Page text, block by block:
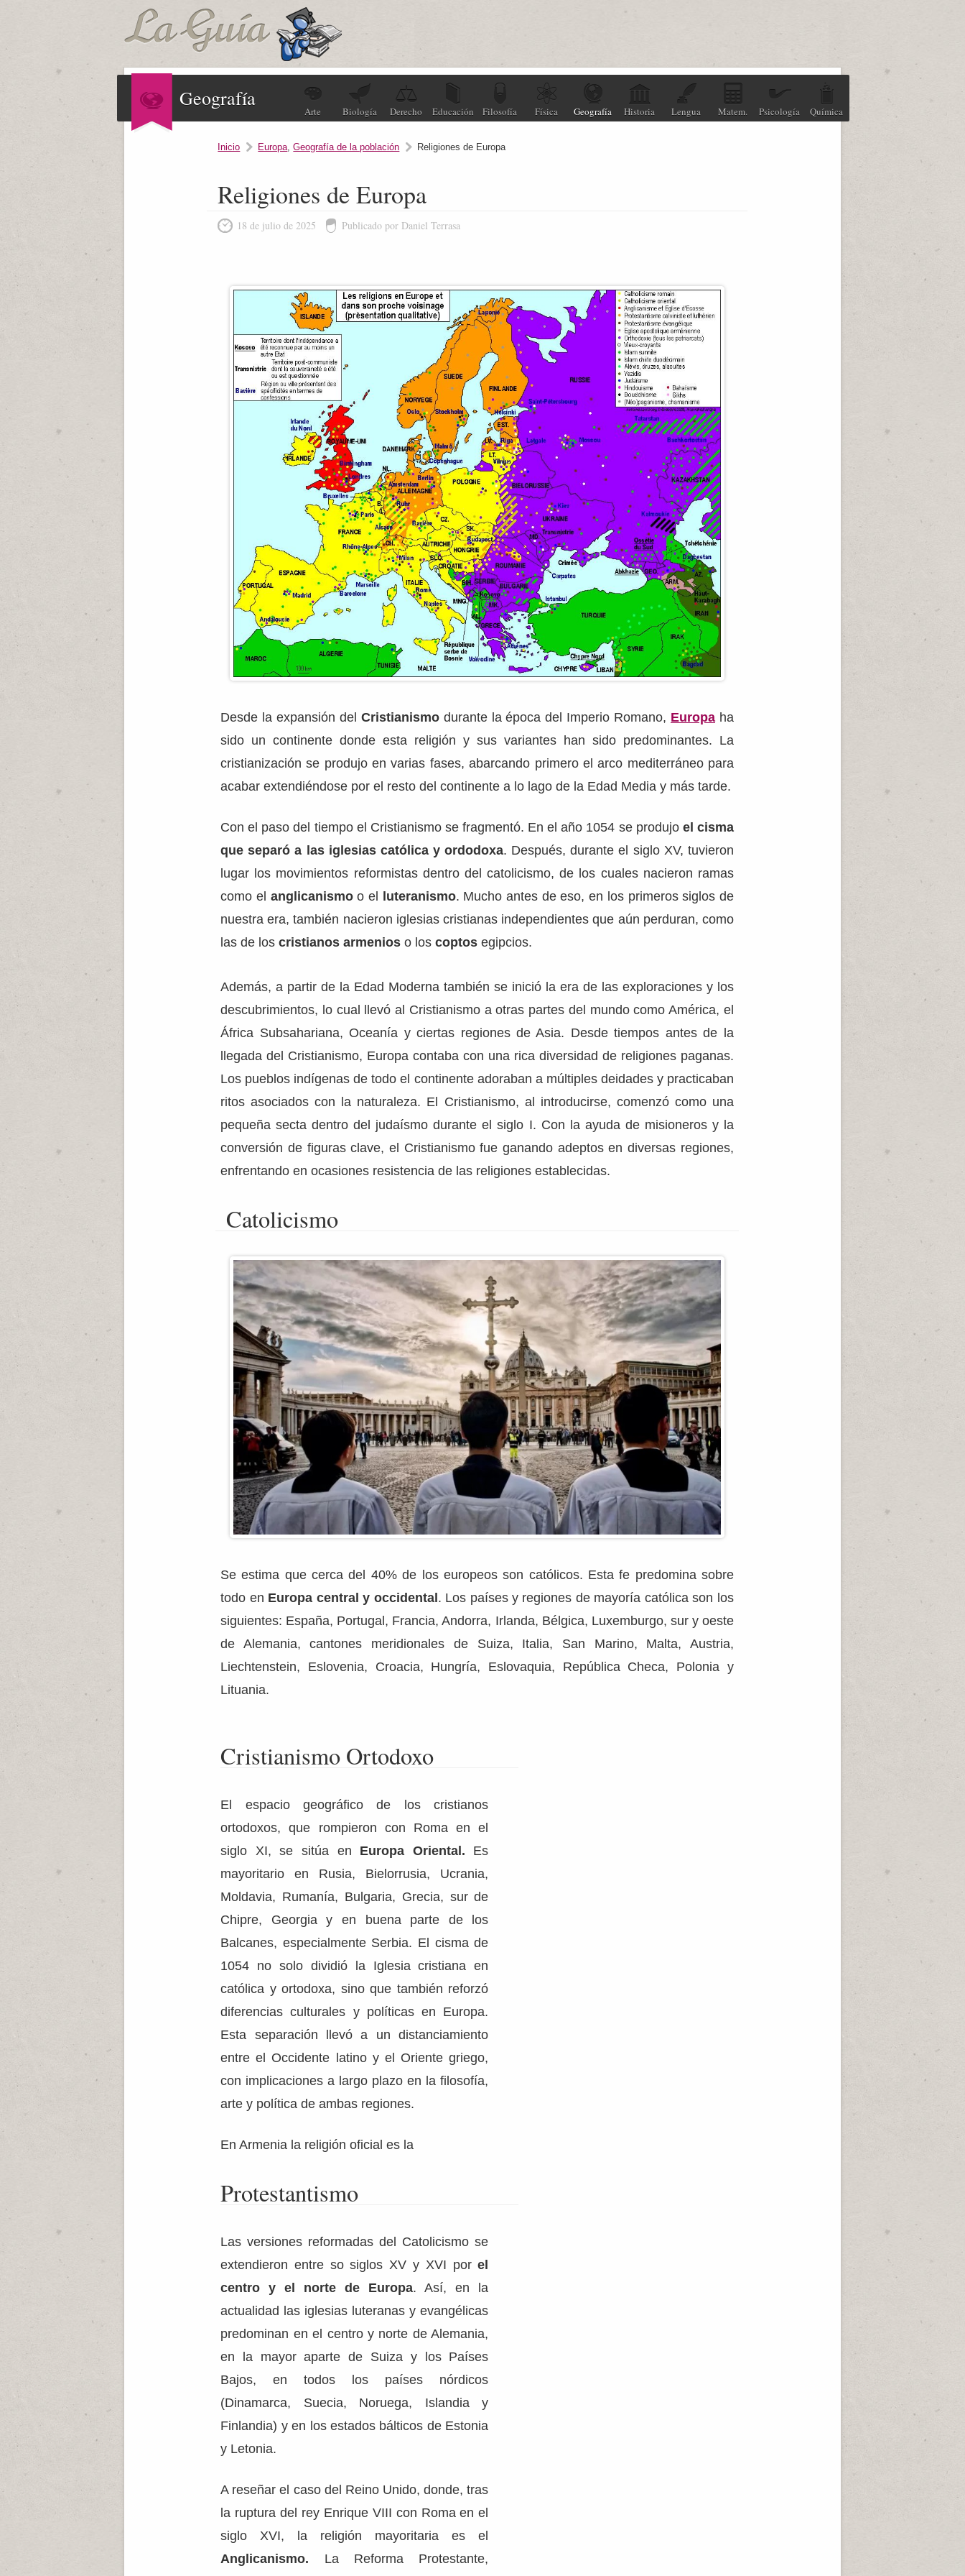
Geografía
Arte Biología Derecho Educación Filosofía Física Geografía Historia Lengua Matem. Psicología Química
Inicio Europa,Geografía de la población Religiones de Europa
Religiones de Europa
18 de julio de 2025 Publicado por Daniel Terrasa
Desde la expansión del Cristianismodurante la época del Imperio Romano, Europa ha
sido un continente donde esta religión y sus variantes han sido predominantes. La
cristianización se produjo en varias fases, abarcando primero el arco mediterráneo para
acabar extendiéndose por el resto del continente a lo lago de la Edad Media y más tarde.
Con el paso del tiempo el Cristianismo se fragmentó. En el año 1054 se produjo el cisma
que separó a las iglesias católica y ordodoxa. Después, durante el siglo XV, tuvieron
lugar los movimientos reformistas dentro del catolicismo, de los cuales nacieron ramas
como el anglicanismoo el luteranismo. Mucho antes de eso, en los primeros siglos de
nuestra era, también nacieron iglesias cristianas independientes que aún perduran, como
las de loscristianos armenios o loscoptos egipcios.
Además, a partir de la Edad Moderna también se inició la era de las exploraciones y los
descubrimientos, lo cual llevó al Cristianismo a otras partes del mundo como América, el
África Subsahariana, Oceanía y ciertas regiones de Asia. Desde tiempos antes de la
llegada del Cristianismo, Europa contaba con una rica diversidad de religiones paganas.
Los pueblos indígenas de todo el continente adoraban a múltiples deidades y practicaban
ritos asociados con la naturaleza. El Cristianismo, al introducirse, comenzó como una
pequeña secta dentro del judaísmo durante el siglo I. Con la ayuda de misioneros y la
conversión de figuras clave, el Cristianismo fue ganando adeptos en diversas regiones,
enfrentando en ocasiones resistencia de las religiones establecidas.
Catolicismo
Se estima que cerca del 40% de los europeos son católicos. Esta fe predomina sobre
todo en Europa central y occidental. Los países y regiones de mayoría católica son los
siguientes: España, Portugal, Francia, Andorra, Irlanda, Bélgica, Luxemburgo, sur y oeste
de Alemania, cantones meridionales de Suiza, Italia, San Marino, Malta, Austria,
Liechtenstein, Eslovenia, Croacia, Hungría, Eslovaquia, República Checa, Polonia y
Lituania.
Cristianismo Ortodoxo
El espacio geográfico de los cristianos
ortodoxos, que rompieron con Roma en el
siglo XI, se sitúa en Europa Oriental. Es
mayoritario en Rusia, Bielorrusia, Ucrania,
Moldavia, Rumanía, Bulgaria, Grecia, sur de
Chipre, Georgia y en buena parte de los
Balcanes, especialmente Serbia. El cisma de
1054 no solo dividió la Iglesia cristiana en
católica y ortodoxa, sino que también reforzó
diferencias culturales y políticas en Europa.
Esta separación llevó a un distanciamiento
entre el Occidente latino y el Oriente griego,
con implicaciones a largo plazo en la filosofía,
arte y política de ambas regiones.
En Armenia la religión oficial es la
Protestantismo
Las versiones reformadas del Catolicismo se
extendieron entre so siglos XV y XVI porel
centro y el norte de Europa. Así, en la
actualidad las iglesias luteranas y evangélicas
predominan en el centro y norte de Alemania,
en la mayor aparte de Suiza y los Países
Bajos, en todos los países nórdicos
(Dinamarca, Suecia, Noruega, Islandia y
Finlandia) y en los estados bálticos de Estonia
y Letonia.
A reseñar el caso del Reino Unido, donde, tras
la ruptura del rey Enrique VIII con Roma en el
siglo XVI, la religión mayoritaria es el
Anglicanismo. La Reforma Protestante,